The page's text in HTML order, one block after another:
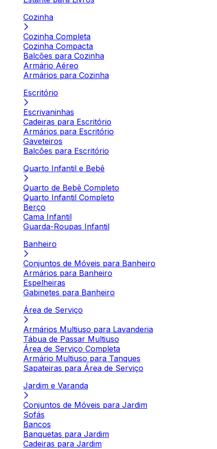
Cozinha
Cozinha Completa
Cozinha Compacta
Balcões para Cozinha
Armário Aéreo
Armários para Cozinha
Escritório
Escrivaninhas
Cadeiras para Escritório
Armários para Escritório
Gaveteiros
Balcões para Escritório
Quarto Infantil e Bebê
Quarto de Bebê Completo
Quarto Infantil Completo
Berço
Cama Infantil
Guarda-Roupas Infantil
Banheiro
Conjuntos de Móveis para Banheiro
Armários para Banheiro
Espelheiras
Gabinetes para Banheiro
Área de Serviço
Armários Multiuso para Lavanderia
Tábua de Passar Multiuso
Área de Serviço Completa
Armário Multiuso para Tanques
Sapateiras para Área de Serviço
Jardim e Varanda
Conjuntos de Móveis para Jardim
Sofás
Bancos
Banquetas para Jardim
Cadeiras para Jardim